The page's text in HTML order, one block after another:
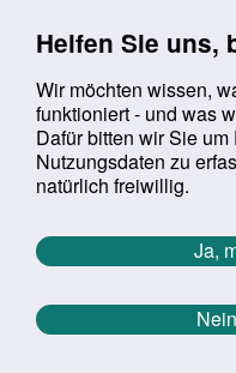
Helfen Sie uns,
Wir möchten wissen,
funktioniert - und was
Dafür bitten wir Sie
Nutzungsdaten zu
natürlich freiwillig.
Ja,
Suchbegriff:
Sie befinden sich hier:
Startseite Aktuelles
Veranstaltungen